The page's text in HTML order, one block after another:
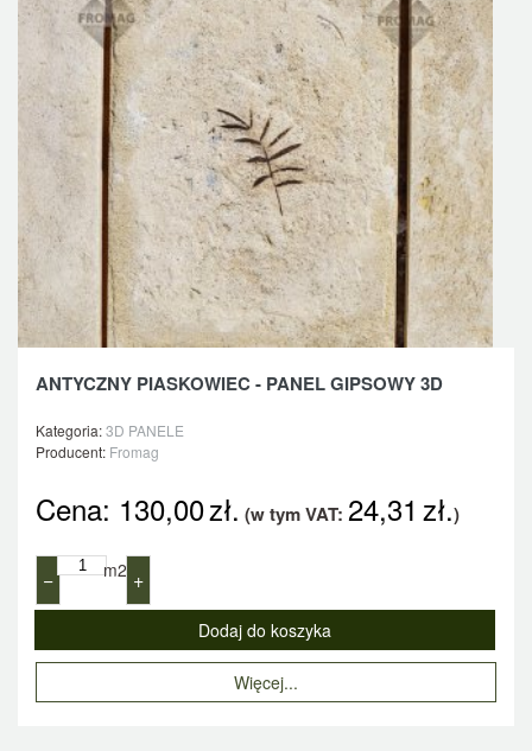
ANTYCZNY PIASKOWIEC - PANEL GIPSOWY 3D
Kategoria:3D PANELE
Producent: Fromag
Cena: 130,00zł. (w tym VAT: 24,31 zł.)
− m2 +
Więcej...